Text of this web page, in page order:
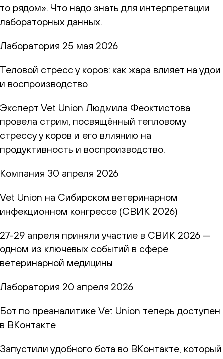
то рядом». Что надо знать для интерпретации
лабораторных данных.
Лаборатория 25 мая 2026
Теловой стресс у коров: как жара влияет на удои
и воспроизводство
Эксперт Vet Union Людмила Феоктистова
провела стрим, посвящённый тепловому
стрессу у коров и его влиянию на
продуктивность и воспроизводство.
Компания 30 апреля 2026
Vet Union на Сибирском ветеринарном
инфекционном конгрессе (СВИК 2026)
27-29 апреля приняли участие в СВИК 2026 —
одном из ключевых событий в сфере
ветеринарной медицины
Лаборатория 20 апреля 2026
Бот по преаналитике Vet Union теперь доступен
в ВКонтакте
Запустили удобного бота во ВКонтакте, который